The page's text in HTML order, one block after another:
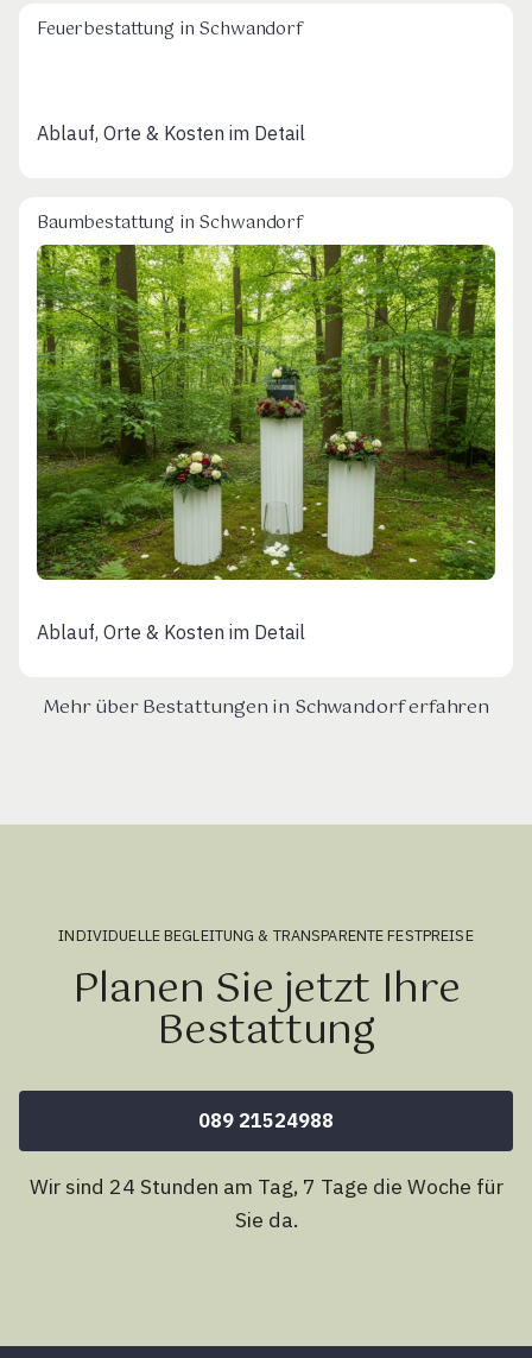
Feuerbestattung in Schwandorf
Ablauf, Orte & Kosten im Detail
Baumbestattung in Schwandorf
Ablauf, Orte & Kosten im Detail
Mehr über Bestattungen in Schwandorf erfahren
INDIVIDUELLE BEGLEITUNG & TRANSPARENTE FESTPREISE
Planen Sie jetzt Ihre
Bestattung
089 21524988
Wir sind 24 Stunden am Tag, 7 Tage die Woche für
Sie da.